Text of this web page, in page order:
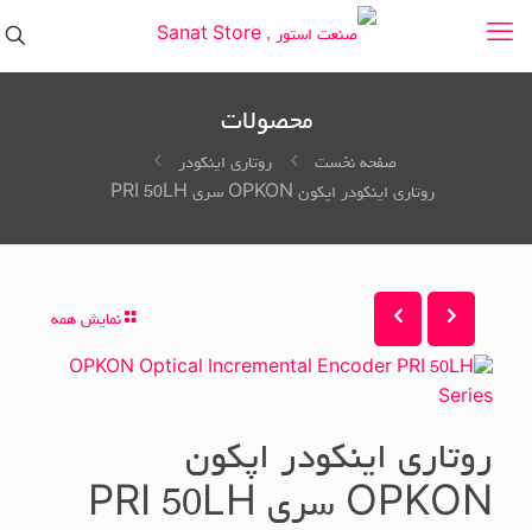
محصولات
صفحه نخست
روتاری اینکودر
روتاری اینکودر اپکون OPKON سری PRI 50LH
نمایش همه
روتاری اینکودر اپکون
OPKON سری PRI 50LH